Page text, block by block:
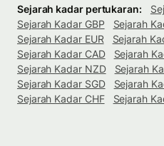
Sejarah kadar pertukaran:
Sejarah Kadar GBP
Sejarah
Sejarah Kadar EUR
Sejarah
Sejarah Kadar CAD
Sejarah
Sejarah Kadar NZD
Sejarah
Sejarah Kadar SGD
Sejarah
Sejarah Kadar CHF
Sejarah